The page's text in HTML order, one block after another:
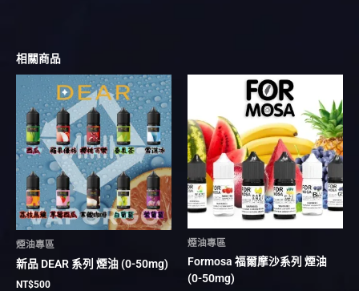
相關商品
煙油專區
新品 DEAR 系列 煙油 (0-50mg)
NT$500
此
產
品
有
多
種
款
式。
可
在
品
煙油專區
Formosa 福爾摩沙系列 煙油
(0-50mg)
此
產
品
有
多
種
款
式。
可
品